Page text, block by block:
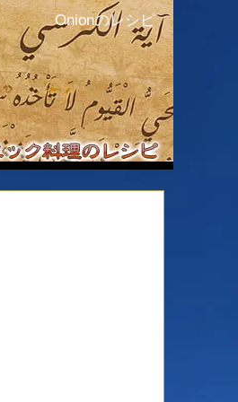
Onionのレシピ